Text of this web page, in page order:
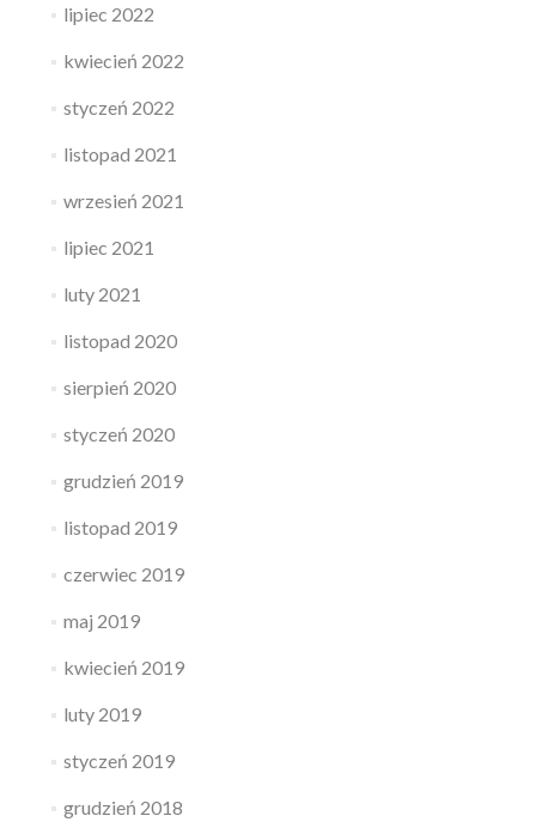
lipiec 2022
kwiecień 2022
styczeń 2022
listopad 2021
wrzesień 2021
lipiec 2021
luty 2021
listopad 2020
sierpień 2020
styczeń 2020
grudzień 2019
listopad 2019
czerwiec 2019
maj 2019
kwiecień 2019
luty 2019
styczeń 2019
grudzień 2018